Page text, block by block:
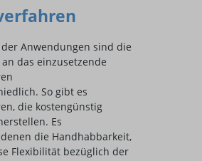
Anwendungen sind die
das einzusetzende
So gibt es
die kostengünstig
Es
die Handhabbarkeit,
Flexibilität bezüglich der